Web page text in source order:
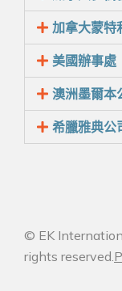
加拿大蒙特
美國辦事處
澳洲墨爾本
希臘雅典公
© EK
rights reserved.